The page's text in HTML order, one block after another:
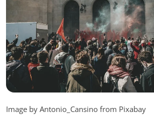
Image by Antonio_Cansino from Pixabay